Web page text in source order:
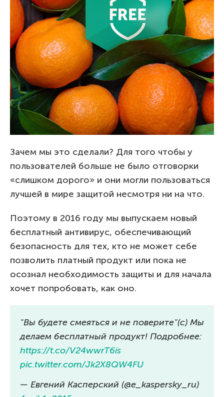
Зачем мы это сделали? Для того чтобы у
пользователей больше не было отговорки
«слишком дорого» и они могли пользоваться
лучшей в мире защитой несмотря ни на что.
Поэтому в 2016 году мы выпускаем новый
бесплатный антивирус, обеспечивающий
безопасность для тех, кто не может себе
позволить платный продукт или пока не
осознал необходимость защиты и для начала
хочет попробовать, как оно.
"Вы будете смеяться и не поверите"(с) Мы
делаем бесплатный продукт! Подробнее:
https://t.co/V24wwrT6is
pic.twitter.com/Jk2X8QW4FU
— Евгений Касперский (@e_kaspersky_ru)